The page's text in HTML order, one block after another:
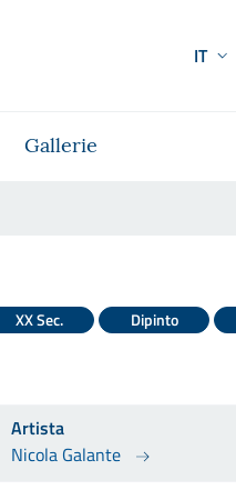
IT
Gallerie
XX Sec. Dipinto
Artista
Nicola Galante